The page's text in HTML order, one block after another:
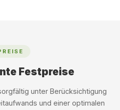
Festpreise
unter Berücksichtigung
und einer optimalen